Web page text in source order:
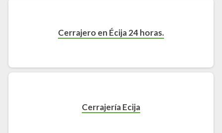
Cerrajero en Écija 24 horas.
Cerrajería Ecija